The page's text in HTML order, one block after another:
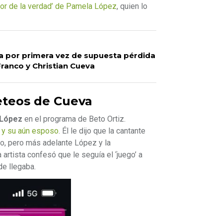
de la verdad’ de Pamela López, quien lo
por primera vez de supuesta pérdida
y Christian Cueva
de Cueva
en el programa de Beto Ortiz.
su aún esposo. Él le dijo que la cantante
pero más adelante López y la
confesó que le seguía el ‘juego’ a
llegaba.